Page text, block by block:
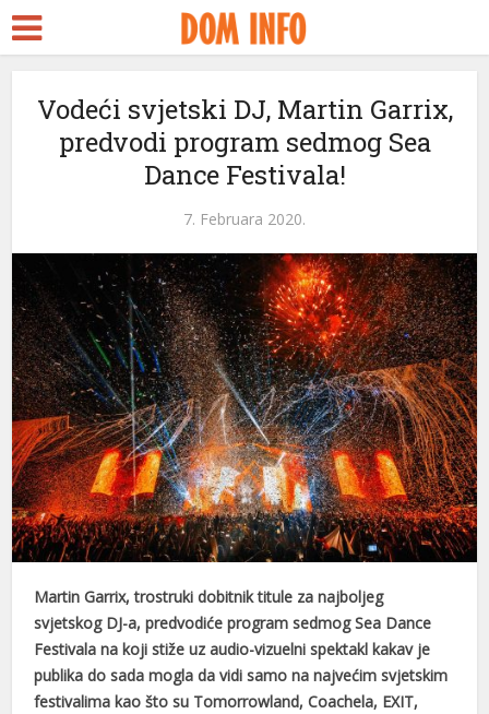
Escort
Seks
paketleri
panel
panel
panel
panel
panel
Vodeći svjetski DJ, Martin Garrix,
predvodi program sedmog Sea
Dance Festivala!
7. Februara 2020.
Martin Garrix, trostruki dobitnik titule za najboljeg
svjetskog DJ-a, predvodiće program sedmog Sea Dance
Festivala na koji stiže uz audio-vizuelni spektakl kakav je
publika do sada mogla da vidi samo na najvećim svjetskim
festivalima kao što su Tomorrowland, Coachela, EXIT,